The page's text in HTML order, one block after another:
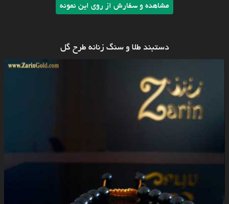
مشاهده و سفارش از روی این نمونه
دستبند طلا و سنگ زنانه طرح گل